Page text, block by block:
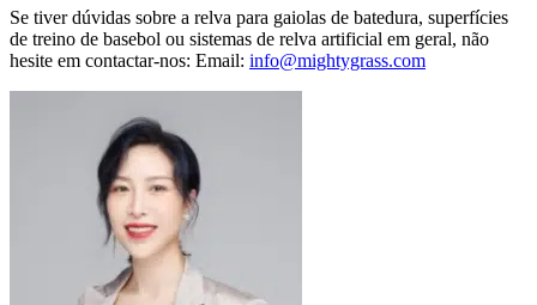
Se tiver dúvidas sobre a relva para gaiolas de batedura, superfícies
de treino de basebol ou sistemas de relva artificial em geral, não
hesite em contactar-nos: Email: info@mightygrass.com